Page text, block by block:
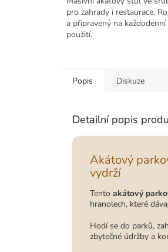
pro zahrady i restaurace.
a připravený na
použití.
Popis Diskuze
Detailní popis
Akátový
vydrží
Tento akátový
hranolech, které
Hodí se do parků,
zbytečné údržby a